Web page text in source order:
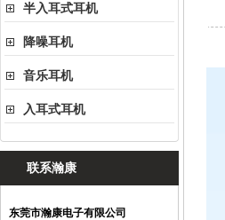
半入耳式耳机
降噪耳机
音乐耳机
入耳式耳机
联系瀚康
东莞市瀚康电子有限公司